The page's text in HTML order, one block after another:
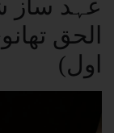
عہد ساز
الحق
اول)